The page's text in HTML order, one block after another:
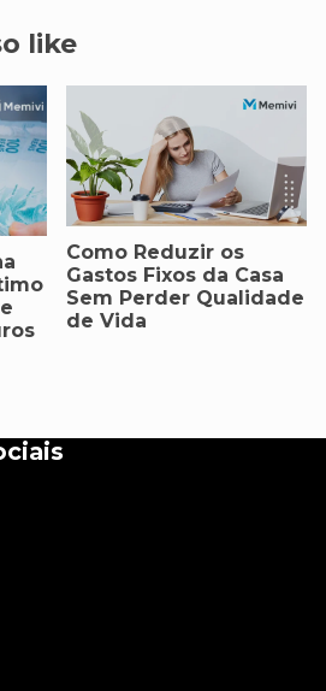
like
Como Reduzir os
Gastos Fixos da Casa
Sem Perder Qualidade
de Vida